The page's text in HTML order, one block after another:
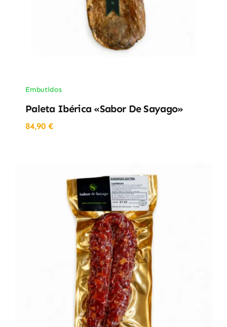
Embutidos
Paleta Ibérica «Sabor De Sayago»
84,90 €